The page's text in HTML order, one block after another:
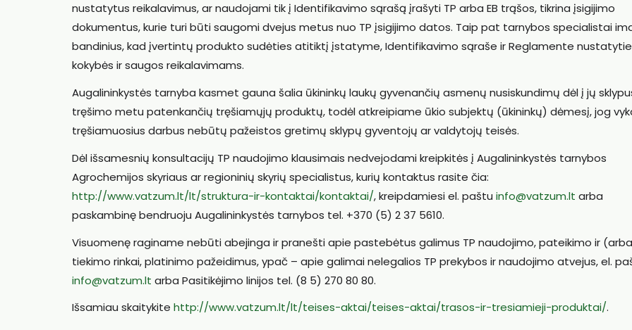
nustatytus reikalavimus, ar naudojami tik į Identifikavimo sąrašą įrašyti TP arba EB trąšos, tikrina įsigijimo
dokumentus, kurie turi būti saugomi dvejus metus nuo TP įsigijimo datos. Taip pat tarnybos specialistai
bandinius, kad įvertintų produkto sudėties atitiktį įstatyme, Identifikavimo sąraše ir Reglamente
kokybės ir saugos reikalavimams.
Augalininkystės tarnyba kasmet gauna šalia ūkininkų laukų gyvenančių asmenų nusiskundimų dėl į jų
tręšimo metu patenkančių tręšiamųjų produktų, todėl atkreipiame ūkio subjektų (ūkininkų) dėmesį, jog
tręšiamuosius darbus nebūtų pažeistos gretimų sklypų gyventojų ar valdytojų teisės.
Dėl išsamesnių konsultacijų TP naudojimo klausimais nedvejodami kreipkitės į Augalininkystės tarnybos
Agrochemijos skyriaus ar regioninių skyrių specialistus, kurių kontaktus rasite čia:
http://www.vatzum.lt/lt/struktura-ir-kontaktai/kontaktai/, kreipdamiesi el. paštu info@vatzum.lt arba
paskambinę bendruoju Augalininkystės tarnybos tel. +370 (5) 2 37 5610.
Visuomenę raginame nebūti abejinga ir pranešti apie pastebėtus galimus TP naudojimo, pateikimo ir
tiekimo rinkai, platinimo pažeidimus, ypač – apie galimai nelegalios TP prekybos ir naudojimo atvejus, el.
info@vatzum.lt arba Pasitikėjimo linijos tel. (8 5) 270 80 80.
Išsamiau skaitykite http://www.vatzum.lt/lt/teises-aktai/teises-aktai/trasos-ir-tresiamieji-produktai/.